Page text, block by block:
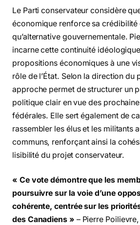
Le Parti conservateur considère
économique renforce sa crédibilité
qu’alternative gouvernementale.
incarne cette continuité
propositions économiques à une
rôle de l’État. Selon la direction du
approche permet de structurer un
politique clair en vue des
fédérales. Elle sert également de
rassembler les élus et les militants
communs, renforçant ainsi la
lisibilité du projet conservateur.
« Ce vote démontre que les
poursuivre sur la voie d’une
cohérente, centrée sur les
des Canadiens » – Pierre